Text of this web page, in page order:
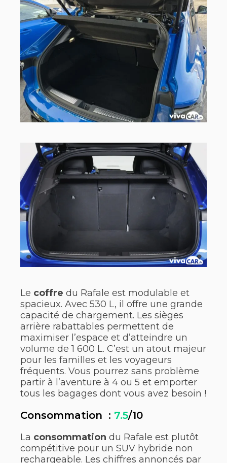
Le coffre du Rafale est modulable et
spacieux. Avec 530 L, il offre une grande
capacité de chargement. Les sièges
arrière rabattables permettent de
maximiser l’espace et d’atteindre un
volume de 1 600 L. C’est un atout majeur
pour les familles et les voyageurs
fréquents. Vous pourrez sans problème
partir à l’aventure à 4 ou 5 et emporter
tous les bagages dont vous avez besoin !
Consommation : 7.5/10
La consommation du Rafale est plutôt
compétitive pour un SUV hybride non
rechargeable. Les chiffres annoncés par